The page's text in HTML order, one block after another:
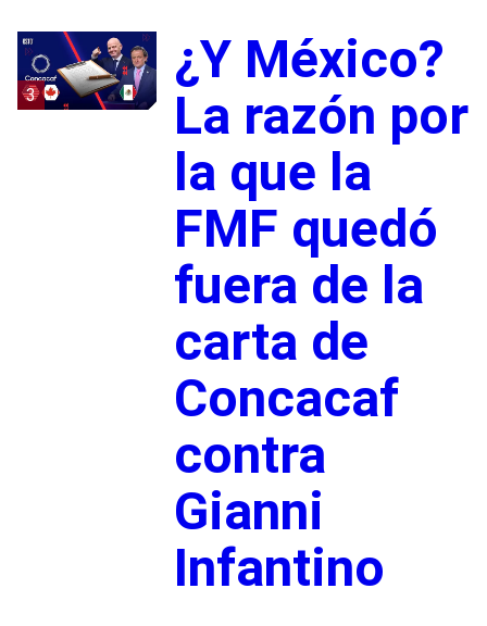
3
¿Y México?
La razón por
la que la
FMF quedó
fuera de la
carta de
Concacaf
contra
Gianni
Infantino